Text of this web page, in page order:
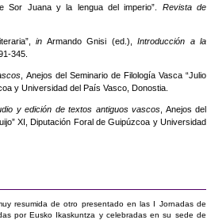
Sor Juana y la lengua del imperio”. Revista de
in Armando Gnisi (ed.), Introducción a la
345.
, Anejos del Seminario de Filología Vasca “Julio
y Universidad del País Vasco, Donostia.
y edición de textos antiguos vascos , Anejos del
XI, Diputación Foral de Guipúzcoa y Universidad
resumida de otro presentado en las I Jornadas de
por Eusko Ikaskuntza y celebradas en su sede de